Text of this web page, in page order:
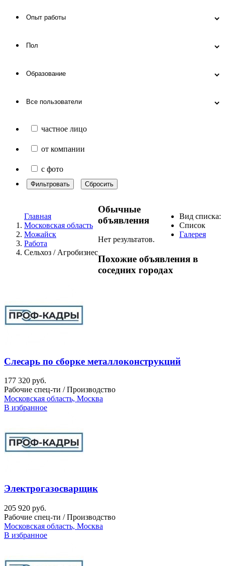
частное лицо
от компании
с фото
Фильтровать Сбросить
Главная
Московская область
Можайск
Работа
Сельхоз / Агробизнес
Вид списка:
Список
Галерея
Обычные
объявления
Нет результатов.
Похожие объявления в
соседних городах
Слесарь по сборке металлоконструкций
177 320 руб.
Рабочие спец-ти / Производство
Московская область, Москва
В избранное
Электрогазосварщик
205 920 руб.
Рабочие спец-ти / Производство
Московская область, Москва
В избранное